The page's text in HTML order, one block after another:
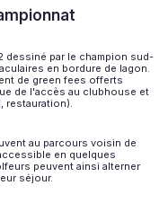
dessiné par le champion sud-
en bordure de lagon.
de green fees offerts
de l'accès au clubhouse et
restauration).
au parcours voisin de
en quelques
peuvent ainsi alterner
séjour.